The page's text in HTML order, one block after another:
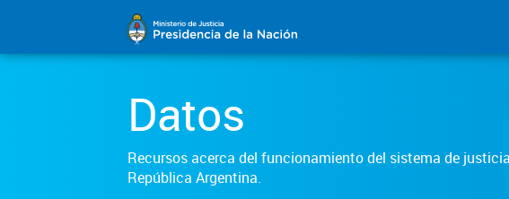
Datos
Recursos acerca del funcionamiento del sistema de
República Argentina.